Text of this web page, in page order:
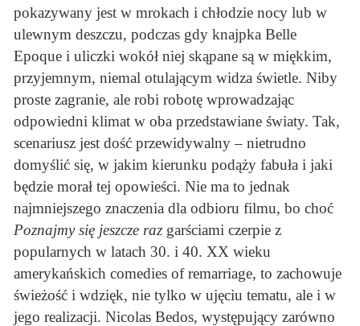
pokazywany jest w mrokach i chłodzie nocy lub w
ulewnym deszczu, podczas gdy knajpka Belle
Epoque i uliczki wokół niej skąpane są w miękkim,
przyjemnym, niemal otulającym widza świetle. Niby
proste zagranie, ale robi robotę wprowadzając
odpowiedni klimat w oba przedstawiane światy. Tak,
scenariusz jest dość przewidywalny – nietrudno
domyślić się, w jakim kierunku podąży fabuła i jaki
będzie morał tej opowieści. Nie ma to jednak
najmniejszego znaczenia dla odbioru filmu, bo choć
Poznajmy się jeszcze razgarściami czerpie z
popularnych w latach 30. i 40. XX wieku
amerykańskich comedies of remarriage, to zachowuje
świeżość i wdzięk, nie tylko w ujęciu tematu, ale i w
jego realizacji. Nicolas Bedos, występujący zarówno